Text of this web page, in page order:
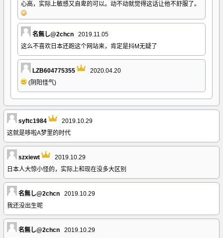
心高，实际上敏感又自卑的可以。动不动就觉得这话让他不舒服了。
名無し@2chcn
2019.11.05
这么不喜欢日本还跑这个网站来，肯定是抖M无疑了
LZB604775355
2020.04.20
(阴阳怪气)
syftc1984
2019.10.29
这就是哆啦A梦里的时代
szxiewt
2019.10.29
日本人大惊小怪的，实际上和现在没多大区别
名無し@2chcn
2019.10.29
我还没出生呢
名無し@2chcn
2019.10.29